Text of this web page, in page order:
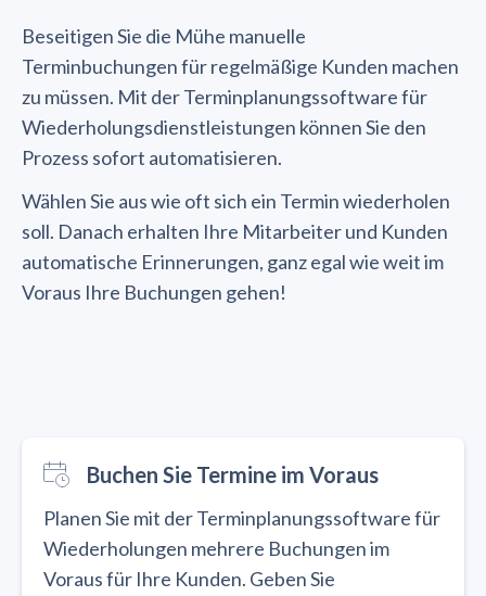
Beseitigen Sie die Mühe manuelle
Terminbuchungen für regelmäßige Kunden machen
zu müssen. Mit der Terminplanungssoftware für
Wiederholungsdienstleistungen können Sie den
Prozess sofort automatisieren.
Wählen Sie aus wie oft sich ein Termin wiederholen
soll. Danach erhalten Ihre Mitarbeiter und Kunden
automatische Erinnerungen, ganz egal wie weit im
Voraus Ihre Buchungen gehen!
Buchen Sie Termine im Voraus
Planen Sie mit der Terminplanungssoftware für
Wiederholungen mehrere Buchungen im
Voraus für Ihre Kunden. Geben Sie